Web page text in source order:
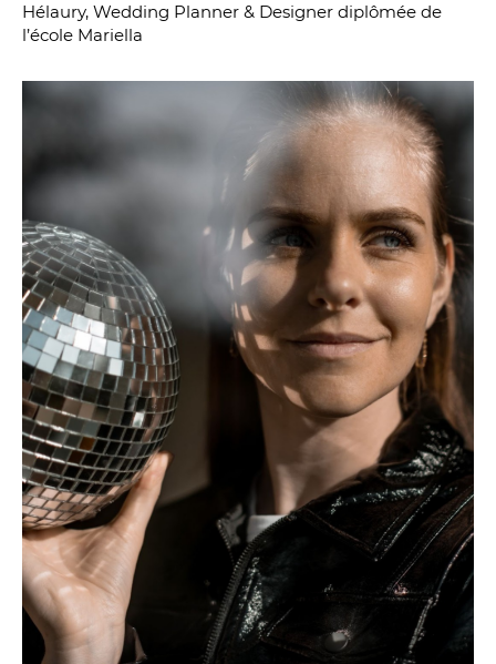
Hélaury, Wedding Planner & Designer diplômée de
l’école Mariella